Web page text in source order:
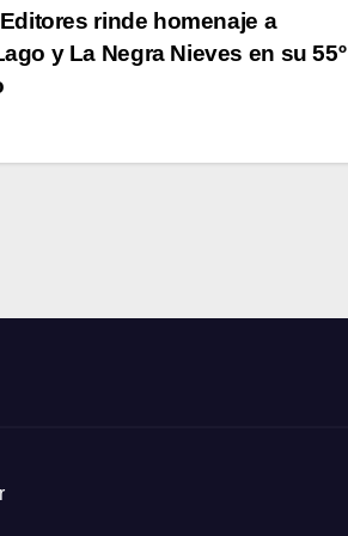
rinde homenaje a
y La Negra Nieves en su 55º